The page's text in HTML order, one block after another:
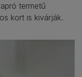
, apró termetű
kort is kivárják.